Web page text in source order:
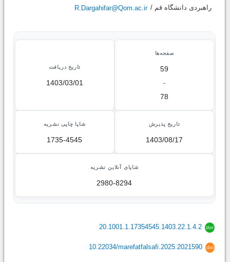
راهبردی دانشگاه قم / R.Dargahifar@Qom.ac.ir
صفحه‌ها
59
-
78
تاریخ دریافت
1403/03/01
تاریخ پذیرش
1403/08/17
شاپا چاپی نشریه
1735-4545
شاپای آنلاین نشریه
2980-8294
dor
20.1001.1.17354545.1403.22.1.4.2
doi
10.22034/marefatfalsafi.2025.2021590